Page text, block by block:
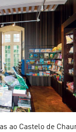
ao Castelo de